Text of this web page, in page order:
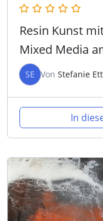
Resin Kunst
Mixed Media
SE Von Stefanie
In